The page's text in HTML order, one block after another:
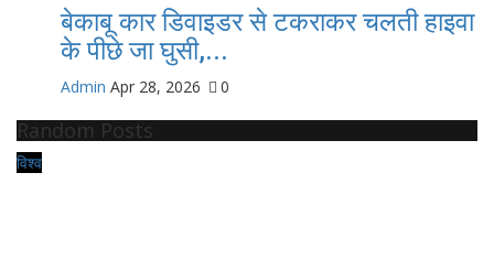
बेकाबू कार डिवाइडर से टकराकर चलती हाइवा
के पीछे जा घुसी,...
Admin Apr 28, 2026 0
Random Posts
विश्व